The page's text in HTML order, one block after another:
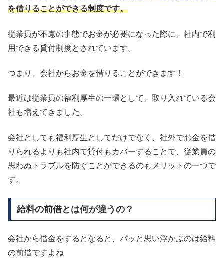
を借りることができる制度です。
従業員が不慮の事態でお金が必要になった際に、社内で利
用できる貸付制度とされています。
つまり、会社からお金を借りることができます！
最近は従業員の福利厚生の一環として、取り入れている会
社も増えてきました。
会社としても福利厚生としてだけでなく、社外でお金を借
りられるよりも社内で貸付もカバーすることで、従業員の
思わぬトラブルを防ぐことができるのもメリットの一つで
す。
給料の前借とは何が違うの？
会社から借金をするとなると、パッと思い浮かぶのは給料
の前借ですよね